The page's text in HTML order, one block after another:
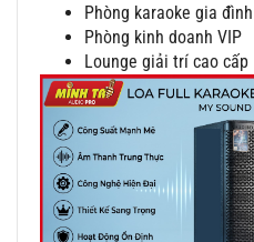
Phòng karaoke gia đình
Phòng kinh doanh VIP
Lounge giải trí cao cấp